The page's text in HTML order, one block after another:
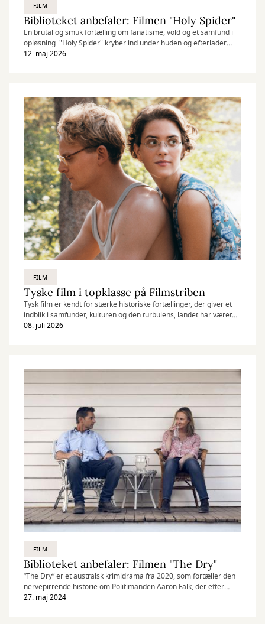
FILM
Biblioteket anbefaler: Filmen "Holy Spider"
En brutal og smuk fortælling om fanatisme, vold og et samfund i
opløsning. "Holy Spider" kryber ind under huden og efterlader
seeren med lige dele afsky og uro.
12. maj 2026
FILM
Tyske film i topklasse på Filmstriben
Tysk film er kendt for stærke historiske fortællinger, der giver et
indblik i samfundet, kulturen og den turbulens, landet har været
igennem. Vi har udvalgt fire nyere tyske film på Filmstriben, der
08. juli 2026
FILM
Biblioteket anbefaler: Filmen "The Dry"
”The Dry” er et australsk krimidrama fra 2020, som fortæller den
nervepirrende historie om Politimanden Aaron Falk, der efter
mange år vender tilbage til sin tørkeramte lille
27. maj 2024